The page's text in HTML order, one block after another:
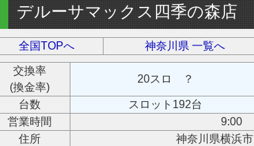
デルーサマックス四季の森店
全国TOPへ 神奈川県 一覧へ
交換率
(換金率)
20スロ ？
台数 スロット192台
営業時間
9:00
住所
神奈川県横浜